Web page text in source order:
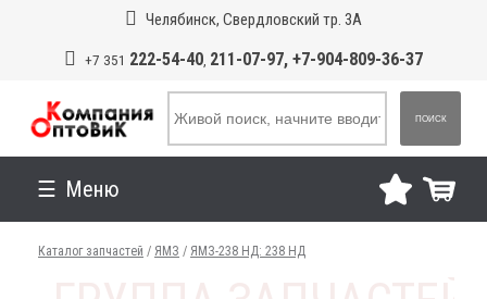
Челябинск, Свердловский тр. 3А
+7 351 222-54-40, 211-07-97, +7-904-809-36-37
ПОИСК
Меню
Каталог запчастей / ЯМЗ / ЯМЗ-238 НД: 238 НД